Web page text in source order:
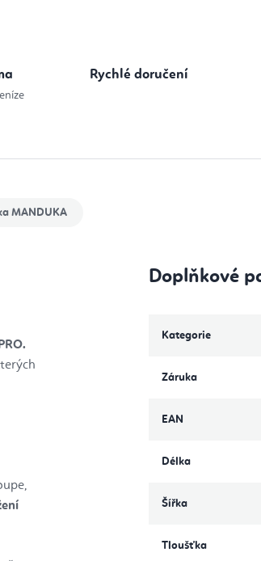
Rychlé doručení
MANDUKA
Doplňkové
Kategorie
Záruka
EAN
Délka
Šířka
Tloušťka